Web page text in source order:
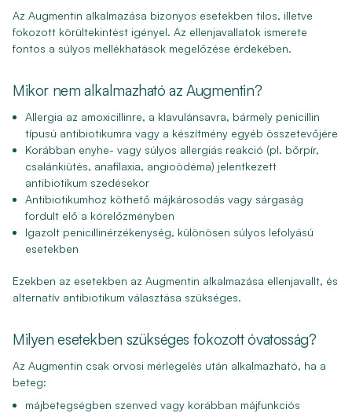
Az Augmentin alkalmazása bizonyos esetekben tilos, illetve
fokozott körültekintést igényel. Az ellenjavallatok ismerete
fontos a súlyos mellékhatások megelőzése érdekében.
Mikor nem alkalmazható az Augmentin?
Allergia az amoxicillinre, a klavulánsavra, bármely penicillin
típusú antibiotikumra vagy a készítmény egyéb összetevőjére
Korábban enyhe- vagy súlyos allergiás reakció (pl. bőrpír,
csalánkiütés, anafilaxia, angioödéma) jelentkezett
antibiotikum szedésekor
Antibiotikumhoz köthető májkárosodás vagy sárgaság
fordult elő a kórelőzményben
Igazolt penicillinérzékenység, különösen súlyos lefolyású
esetekben
Ezekben az esetekben az Augmentin alkalmazása ellenjavallt, és
alternatív antibiotikum választása szükséges.
Milyen esetekben szükséges fokozott óvatosság?
Az Augmentin csak orvosi mérlegelés után alkalmazható, ha a
beteg:
májbetegségben szenved vagy korábban májfunkciós